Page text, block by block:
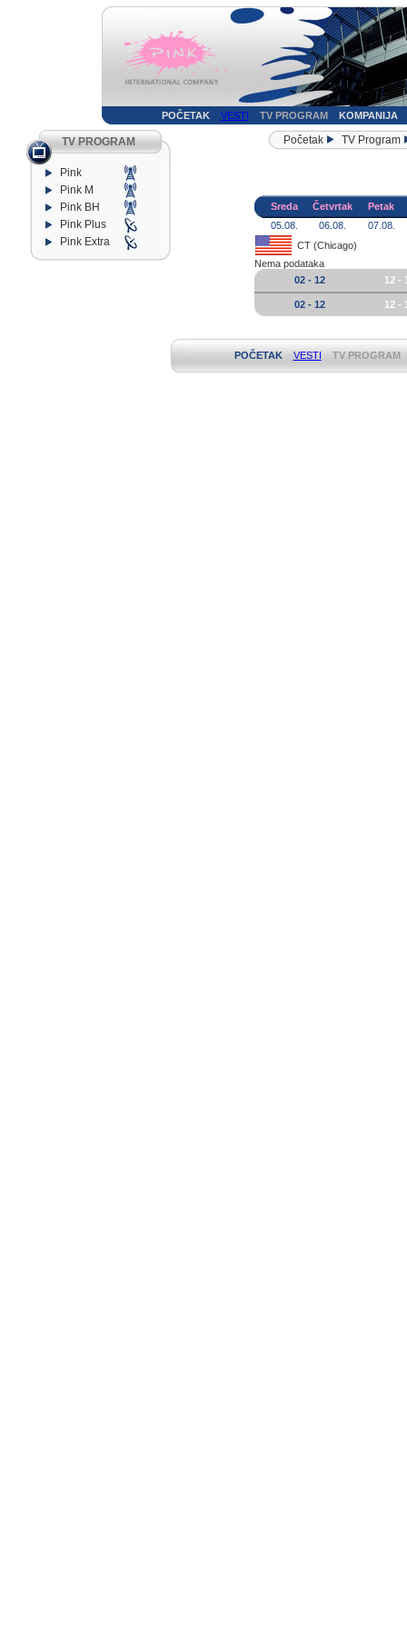
POČETAK VESTI TV PROGRAM KOMPANIJA
TV PROGRAM
Pink
Pink M
Pink BH
Pink Plus
Pink Extra
Početak TV Program
Sreda Četvrtak
Petak
05.08.
06.08.
07.08.
CT (Chicago)
Nema podataka
02 - 12
12 -
02 - 12 12 -
POČETAK VESTI TV PROGRAM